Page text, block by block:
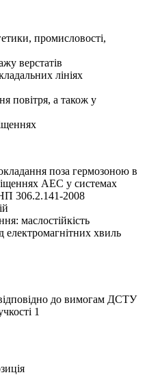
промисловості,
верстатів
лініях
повітря, а також у
поза гермозоною в
АЕС у системах
НП 306.2.141-2008
маслостійкість
електромагнітних хвиль
до вимогам ДСТУ
1